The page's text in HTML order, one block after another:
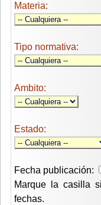
Materia:
Tipo normativa:
Ambito:
Estado:
Fecha publicación:
Marque la casilla
fechas.